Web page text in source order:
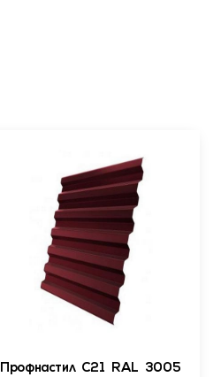
Профнастил С21 RAL 3005